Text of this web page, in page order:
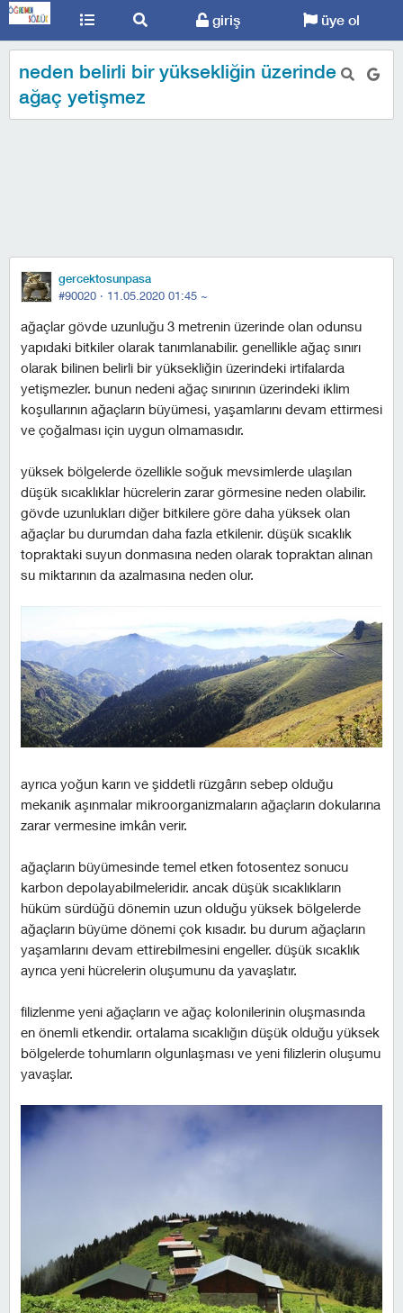
giriş üye ol
neden belirli bir yüksekliğin üzerinde
ağaç yetişmez
gercektosunpasa
#90020 · 11.05.2020 01:45 ~
ağaçlar gövde uzunluğu 3 metrenin üzerinde olan odunsu
yapıdaki bitkiler olarak tanımlanabilir. genellikle ağaç sınırı
olarak bilinen belirli bir yüksekliğin üzerindeki irtifalarda
yetişmezler. bunun nedeni ağaç sınırının üzerindeki iklim
koşullarının ağaçların büyümesi, yaşamlarını devam ettirmesi
ve çoğalması için uygun olmamasıdır.
yüksek bölgelerde özellikle soğuk mevsimlerde ulaşılan
düşük sıcaklıklar hücrelerin zarar görmesine neden olabilir.
gövde uzunlukları diğer bitkilere göre daha yüksek olan
ağaçlar bu durumdan daha fazla etkilenir. düşük sıcaklık
topraktaki suyun donmasına neden olarak topraktan alınan
su miktarının da azalmasına neden olur.
ayrıca yoğun karın ve şiddetli rüzgârın sebep olduğu
mekanik aşınmalar mikroorganizmaların ağaçların dokularına
zarar vermesine imkân verir.
ağaçların büyümesinde temel etken fotosentez sonucu
karbon depolayabilmeleridir. ancak düşük sıcaklıkların
hüküm sürdüğü dönemin uzun olduğu yüksek bölgelerde
ağaçların büyüme dönemi çok kısadır. bu durum ağaçların
yaşamlarını devam ettirebilmesini engeller. düşük sıcaklık
ayrıca yeni hücrelerin oluşumunu da yavaşlatır.
filizlenme yeni ağaçların ve ağaç kolonilerinin oluşmasında
en önemli etkendir. ortalama sıcaklığın düşük olduğu yüksek
bölgelerde tohumların olgunlaşması ve yeni filizlerin oluşumu
yavaşlar.